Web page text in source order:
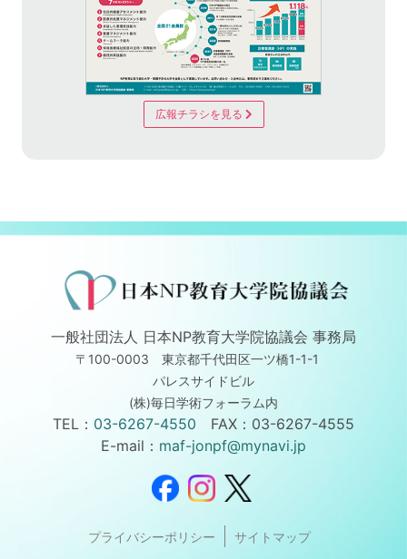
広報チラシを見る
一般社団法人 日本NP教育大学院協議会 事務局
〒100-0003 東京都千代田区一ツ橋1-1-1
パレスサイドビル
(株)毎日学術フォーラム内
TEL： 03-6267-4550 FAX：03-6267-4555
E-mail： maf-jonpf@mynavi.jp
プライバシーポリシー サイトマップ